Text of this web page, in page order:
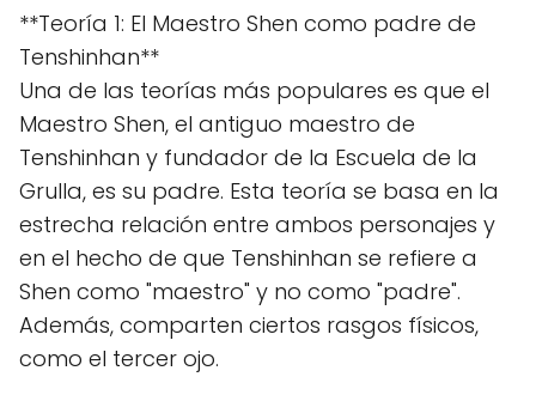
**Teoría 1: El Maestro Shen como padre de
Tenshinhan**
Una de las teorías más populares es que el
Maestro Shen, el antiguo maestro de
Tenshinhan y fundador de la Escuela de la
Grulla, es su padre. Esta teoría se basa en la
estrecha relación entre ambos personajes y
en el hecho de que Tenshinhan se refiere a
Shen como "maestro" y no como "padre".
Además, comparten ciertos rasgos físicos,
como el tercer ojo.